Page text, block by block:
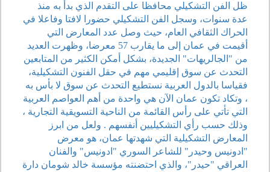
ظل الفن التشكيلي محافظا على التقدم الذي بدأ به منذ
عدة سنوات، وسجل الفن التشكيلي حضورا لافتا وفاعلا في
الحراك الثقافي العام، حيث وصل عدد المعارض التي
أقيمت في عمان إلى ما يقارب 57 معرضا، وظهرت العديد
من "الجالريهات" الجديدة، بشكل أمكن الكثير من المتابعين
التحدث عن سوق إقليمي مهم في حقل الفنون التشكيلية،
فقياسا بالدول العربية نستطيع التحدث عن سوق لا بأس به
، وتكاد تكون عمان الآن هي واحدة من أهم العواصم العربية
التي تأتي على رأس القائمة من الناحية التسويقية التجارية ،
وذلك حسب رأي التشكيليين أنفسهم . ولعل من ابرز
المعارض التشكيلية التي شهدتها عمان، هو معرض
"ادونيس وحيدر" للشاعر السوري "ادونيس" والفنان
العراقي "حيدر"، والذي احتضنته مؤسسة خالد شومان دارة